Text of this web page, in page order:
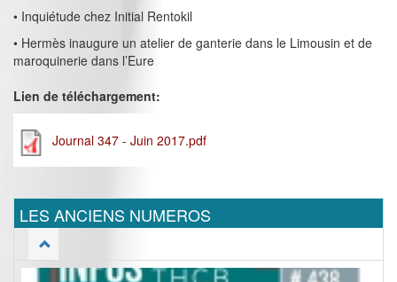
• Inquiétude chez Initial Rentokil
• Hermès inaugure un atelier de ganterie dans le Limousin et de
maroquinerie dans l’Eure
Lien de téléchargement:
Journal 347 - Juin 2017.pdf
LES ANCIENS NUMEROS